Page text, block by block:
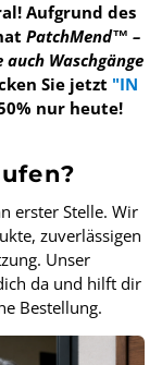
Aufgrund des
PatchMend™ –
Waschgänge
Sie jetzt "IN
nur heute!
erster Stelle. Wir
zuverlässigen
Unser
da und hilft dir
Bestellung.